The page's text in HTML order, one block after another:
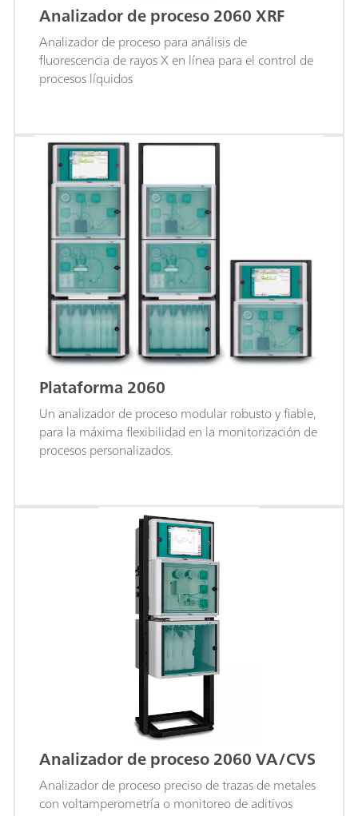
Analizador de proceso 2060 XRF
Analizador de proceso para análisis de
fluorescencia de rayos X en línea para el control de
procesos líquidos
Plataforma 2060
Un analizador de proceso modular robusto y fiable,
para la máxima flexibilidad en la monitorización de
procesos personalizados.
Analizador de proceso 2060 VA/CVS
Analizador de proceso preciso de trazas de metales
con voltamperometría o monitoreo de aditivos